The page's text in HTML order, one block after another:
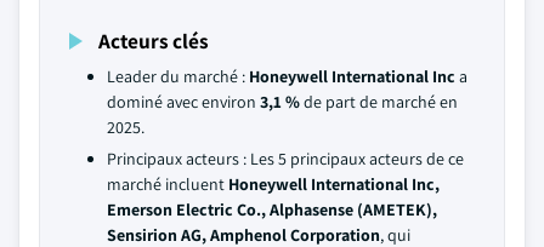
Acteurs clés
Leader du marché : Honeywell International Inc a
dominé avec environ 3,1 %de part de marché en
2025.
Principaux acteurs : Les 5 principaux acteurs de ce
marché incluent Honeywell International Inc,
Emerson Electric Co., Alphasense (AMETEK),
Sensirion AG, Amphenol Corporation, qui